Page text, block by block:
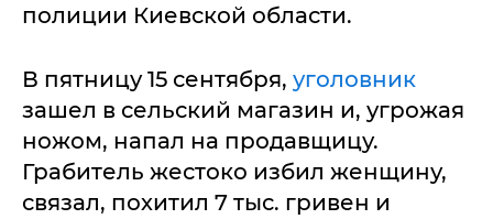
полиции Киевской области.
В пятницу 15 сентября, уголовник
зашел в сельский магазин и, угрожая
ножом, напал на продавщицу.
Грабитель жестоко избил женщину,
связал, похитил 7 тыс. гривен и